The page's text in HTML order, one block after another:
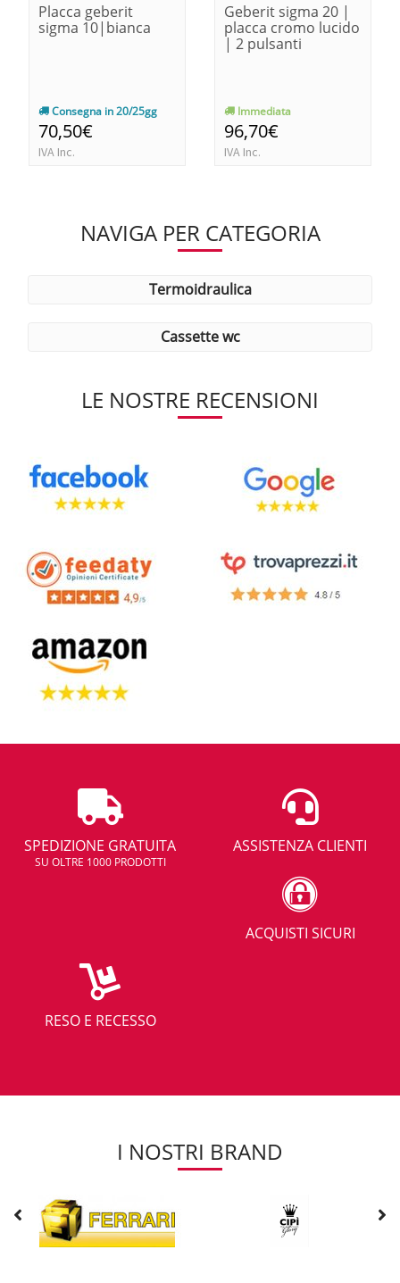
Placca geberit
sigma 10|bianca
Consegna in 20/25gg
70,50€
IVA Inc.
Geberit sigma 20 |
placca cromo lucido
| 2 pulsanti
Immediata
96,70€
IVA Inc.
NAVIGA PER CATEGORIA
termoidraulica
cassette wc
LE NOSTRE RECENSIONI
SPEDIZIONE GRATUITA
SU OLTRE 1000 PRODOTTI
ASSISTENZA CLIENTI
ACQUISTI SICURI
RESO E RECESSO
I NOSTRI BRAND